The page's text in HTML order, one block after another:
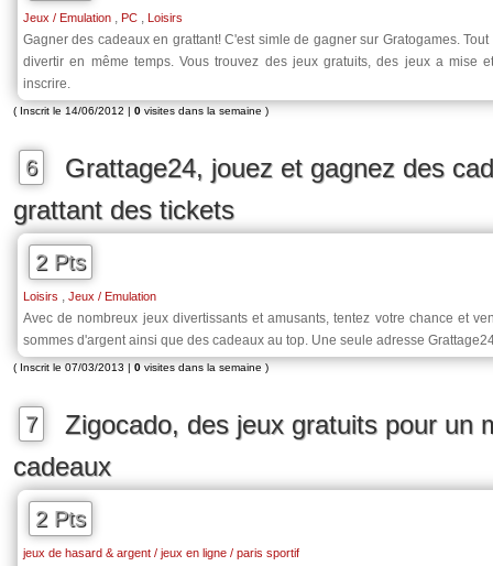
Jeux / Emulation , PC , Loisirs
Gagner des cadeaux en grattant! C'est simle de gagner sur Gratogames.
divertir en même temps. Vous trouvez des jeux gratuits, des jeux a mise
inscrire.
( Inscrit le 14/06/2012 | 0 visites dans la semaine )
6
Grattage24, jouez et gagnez des
grattant des tickets
2 Pts
Loisirs , Jeux / Emulation
Avec de nombreux jeux divertissants et amusants, tentez votre chance et
sommes d'argent ainsi que des cadeaux au top. Une seule adresse
( Inscrit le 07/03/2013 | 0 visites dans la semaine )
7
Zigocado, des jeux gratuits pour un
cadeaux
2 Pts
jeux de hasard & argent / jeux en ligne / paris sportif